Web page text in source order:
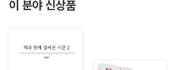
이 분야 신상품